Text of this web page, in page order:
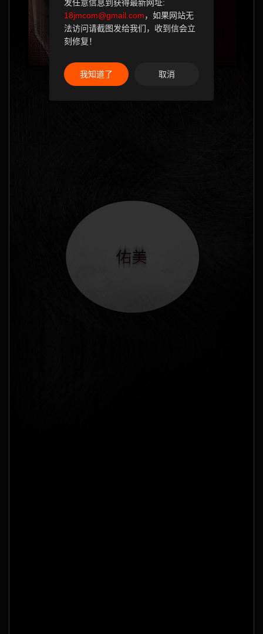
发任意信息到获得最新网址:
18jmcom@gmail.com，如果网站无
法访问请截图发给我们，收到信会立
刻修复！
我知道了 取消